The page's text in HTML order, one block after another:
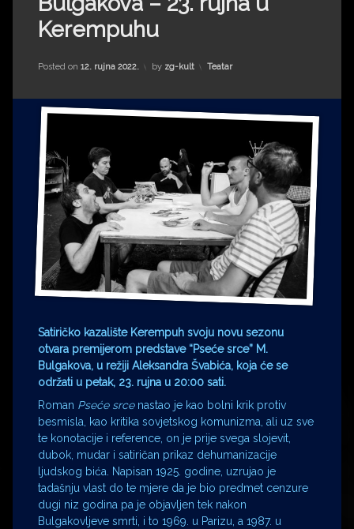
Impressum
Milenko Strižak
Drugi autori
Drugi autori
Ljiljana Lekanić-Kljaić
Željko Krznarić
Mario Lovreković
Miroslav Šantek
Kerempuhu
Posted on 12. rujna 2022. by zg-kult Kategorije:
Teatar
Satiričko kazalište Kerempuh svoju novu sezonu
otvara premijerom predstave “Pseće srce” M.
Bulgakova, u režiji Aleksandra Švabića, koja će se
održati u petak, 23. rujna u 20:00 sati.
Roman Pseće srcenastao je kao bolni krik protiv
besmisla, kao kritika sovjetskog komunizma, ali uz sve
te konotacije i reference, on je prije svega slojevit,
dubok, mudar i satiričan prikaz dehumanizacije
ljudskog bića. Napisan 1925. godine, uzrujao je
tadašnju vlast do te mjere da je bio predmet cenzure
dugi niz godina pa je objavljen tek nakon
Bulgakovljeve smrti, i to 1969. u Parizu, a 1987. u